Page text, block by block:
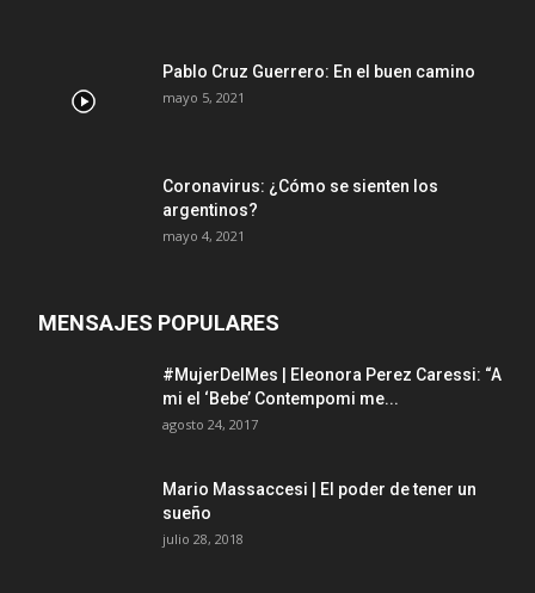
Pablo Cruz Guerrero: En el buen camino
mayo 5, 2021
Coronavirus: ¿Cómo se sienten los
argentinos?
mayo 4, 2021
MENSAJES POPULARES
#MujerDelMes | Eleonora Perez Caressi: “A
mi el ‘Bebe’ Contempomi me...
agosto 24, 2017
Mario Massaccesi | El poder de tener un
sueño
julio 28, 2018